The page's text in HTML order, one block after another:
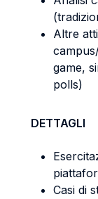
Altre
game,
polls)
DETTAGLI
Casi di